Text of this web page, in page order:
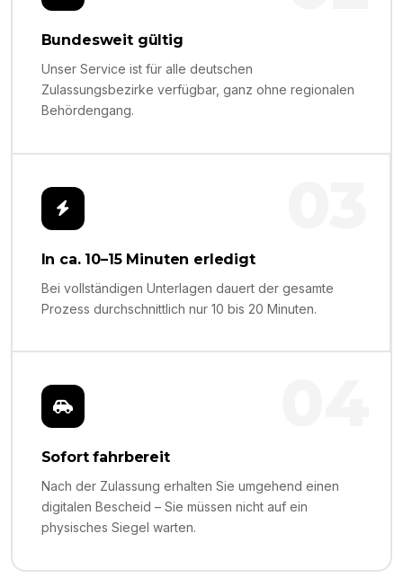
Bundesweit gültig
Unser Service ist für alle deutschen
Zulassungsbezirke verfügbar, ganz ohne regionalen
Behördengang.
In ca. 10–15 Minuten erledigt
Bei vollständigen Unterlagen dauert der gesamte
Prozess durchschnittlich nur 10 bis 20 Minuten.
Sofort fahrbereit
Nach der Zulassung erhalten Sie umgehend einen
digitalen Bescheid – Sie müssen nicht auf ein
physisches Siegel warten.